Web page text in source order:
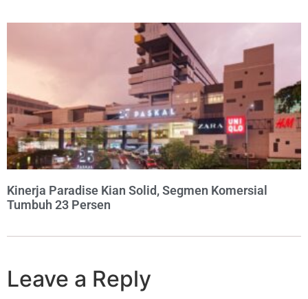
Kinerja Paradise Kian Solid, Segmen Komersial
Tumbuh 23 Persen
Leave a Reply